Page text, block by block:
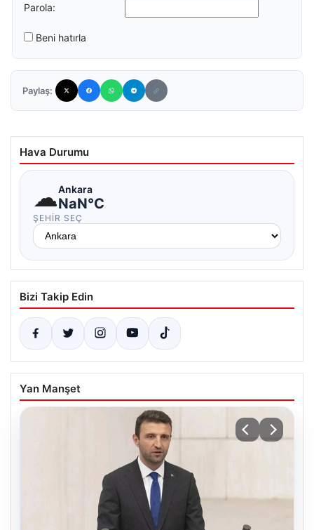
Parola:
Beni hatırla
Paylaş:
Hava Durumu
☁Ankara
NaN°C
ŞEHIR SEÇ
Bizi Takip Edin
Yan Manşet